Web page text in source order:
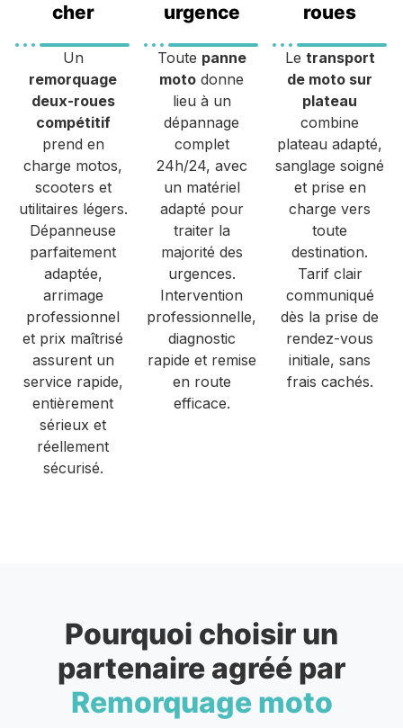
cher
Un
remorquage
deux-roues
compétitif
prend en
charge motos,
scooters et
utilitaires légers.
Dépanneuse
parfaitement
adaptée,
arrimage
professionnel
et prix maîtrisé
assurent un
service rapide,
entièrement
sérieux et
réellement
sécurisé.
urgence
Toute panne
moto donne
lieu à un
dépannage
complet
24h/24, avec
un matériel
adapté pour
traiter la
majorité des
urgences.
Intervention
professionnelle,
diagnostic
rapide et remise
en route
efficace.
roues
Le transport
de moto sur
plateau
combine
plateau adapté,
sanglage soigné
et prise en
charge vers
toute
destination.
Tarif clair
communiqué
dès la prise de
rendez-vous
initiale, sans
frais cachés.
Pourquoi choisir un
partenaire agréé par
Remorquage moto